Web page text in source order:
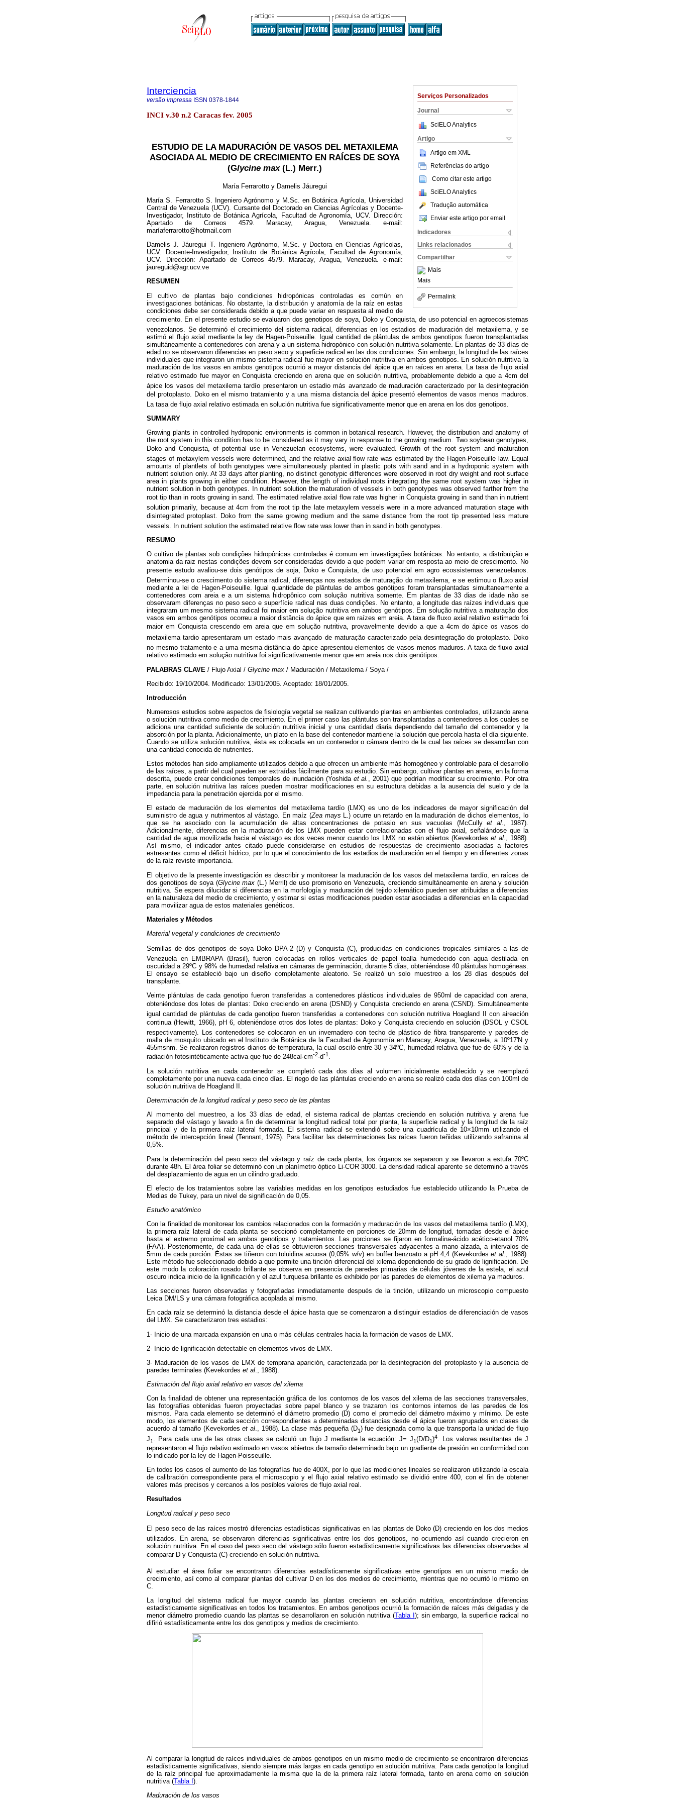
Serviços Personalizados
Journal
SciELO Analytics
Artigo
Artigo em XML
Referências do artigo
Como citar este artigo
SciELO Analytics
Tradução automática
Enviar este artigo por email
Indicadores
Links relacionados
Compartilhar
Mais
Mais
Permalink
Interciencia
versão impressa ISSN 0378-1844
INCI v.30 n.2 Caracas fev. 2005
ESTUDIO DE LA MADURACIÓN DE VASOS DEL METAXILEMA
ASOCIADA AL MEDIO DE CRECIMIENTO EN RAÍCES DE SOYA
(Glycine max (L.) Merr.)
María Ferrarotto y Damelis Jáuregui
María S. Ferrarotto S. Ingeniero Agrónomo y M.Sc. en Botánica Agrícola, Universidad
Central de Venezuela (UCV). Cursante del Doctorado en Ciencias Agrícolas y Docente-
Investigador, Instituto de Botánica Agrícola, Facultad de Agronomía, UCV. Dirección:
Apartado de Correos 4579. Maracay, Aragua, Venezuela. e-mail:
maríaferrarotto@hotmail.com
Damelis J. Jáuregui T. Ingeniero Agrónomo, M.Sc. y Doctora en Ciencias Agrícolas,
UCV. Docente-Investigador, Instituto de Botánica Agrícola, Facultad de Agronomía,
UCV. Dirección: Apartado de Correos 4579. Maracay, Aragua, Venezuela. e-mail:
jaureguid@agr.ucv.ve
RESUMEN
El cultivo de plantas bajo condiciones hidropónicas controladas es común en
investigaciones botánicas. No obstante, la distribución y anatomía de la raíz en estas
condiciones debe ser considerada debido a que puede variar en respuesta al medio de
crecimiento. En el presente estudio se evaluaron dos genotipos de soya, Doko y Conquista, de uso potencial en agroecosistemas
venezolanos. Se determinó el crecimiento del sistema radical, diferencias en los estadios de maduración del metaxilema, y se
estimó el flujo axial mediante la ley de Hagen-Poiseuille. Igual cantidad de plántulas de ambos genotipos fueron transplantadas
simultáneamente a contenedores con arena y a un sistema hidropónico con solución nutritiva solamente. En plantas de 33 días de
edad no se observaron diferencias en peso seco y superficie radical en las dos condiciones. Sin embargo, la longitud de las raíces
individuales que integraron un mismo sistema radical fue mayor en solución nutritiva en ambos genotipos. En solución nutritiva la
maduración de los vasos en ambos genotipos ocurrió a mayor distancia del ápice que en raíces en arena. La tasa de flujo axial
relativo estimado fue mayor en Conquista creciendo en arena que en solución nutritiva, probablemente debido a que a 4cm del
ápice los vasos del metaxilema tardío presentaron un estadio más avanzado de maduración caracterizado por la desintegración
del protoplasto. Doko en el mismo tratamiento y a una misma distancia del ápice presentó elementos de vasos menos maduros.
La tasa de flujo axial relativo estimada en solución nutritiva fue significativamente menor que en arena en los dos genotipos.
SUMMARY
Growing plants in controlled hydroponic environments is common in botanical research. However, the distribution and anatomy of
the root system in this condition has to be considered as it may vary in response to the growing medium. Two soybean genotypes,
Doko and Conquista, of potential use in Venezuelan ecosystems, were evaluated. Growth of the root system and maturation
stages of metaxylem vessels were determined, and the relative axial flow rate was estimated by the Hagen-Poiseuille law. Equal
amounts of plantlets of both genotypes were simultaneously planted in plastic pots with sand and in a hydroponic system with
nutrient solution only. At 33 days after planting, no distinct genotypic differences were observed in root dry weight and root surface
area in plants growing in either condition. However, the length of individual roots integrating the same root system was higher in
nutrient solution in both genotypes. In nutrient solution the maturation of vessels in both genotypes was observed farther from the
root tip than in roots growing in sand. The estimated relative axial flow rate was higher in Conquista growing in sand than in nutrient
solution primarily, because at 4cm from the root tip the late metaxylem vessels were in a more advanced maturation stage with
disintegrated protoplast. Doko from the same growing medium and the same distance from the root tip presented less mature
vessels. In nutrient solution the estimated relative flow rate was lower than in sand in both genotypes.
RESUMO
O cultivo de plantas sob condições hidropônicas controladas é comum em investigações botânicas. No entanto, a distribuição e
anatomia da raiz nestas condições devem ser consideradas devido a que podem variar em resposta ao meio de crescimento. No
presente estudo avaliou-se dois genótipos de soja, Doko e Conquista, de uso potencial em agro ecossistemas venezuelanos.
Determinou-se o crescimento do sistema radical, diferenças nos estados de maturação do metaxilema, e se estimou o fluxo axial
mediante a lei de Hagen-Poiseuille. Igual quantidade de plântulas de ambos genótipos foram transplantadas simultaneamente a
contenedores com areia e a um sistema hidropônico com solução nutritiva somente. Em plantas de 33 dias de idade não se
observaram diferenças no peso seco e superfície radical nas duas condições. No entanto, a longitude das raízes individuais que
integraram um mesmo sistema radical foi maior em solução nutritiva em ambos genótipos. Em solução nutritiva a maturação dos
vasos em ambos genótipos ocorreu a maior distância do ápice que em raízes em areia. A taxa de fluxo axial relativo estimado foi
maior em Conquista crescendo em areia que em solução nutritiva, provavelmente devido a que a 4cm do ápice os vasos do
metaxilema tardio apresentaram um estado mais avançado de maturação caracterizado pela desintegração do protoplasto. Doko
no mesmo tratamento e a uma mesma distância do ápice apresentou elementos de vasos menos maduros. A taxa de fluxo axial
relativo estimado em solução nutritiva foi significativamente menor que em areia nos dois genótipos.
PALABRAS CLAVE / Flujo Axial / Glycine max / Maduración / Metaxilema / Soya /
Recibido: 19/10/2004. Modificado: 13/01/2005. Aceptado: 18/01/2005.
Introducción
Numerosos estudios sobre aspectos de fisiología vegetal se realizan cultivando plantas en ambientes controlados, utilizando arena
o solución nutritiva como medio de crecimiento. En el primer caso las plántulas son transplantadas a contenedores a los cuales se
adiciona una cantidad suficiente de solución nutritiva inicial y una cantidad diaria dependiendo del tamaño del contenedor y la
absorción por la planta. Adicionalmente, un plato en la base del contenedor mantiene la solución que percola hasta el día siguiente.
Cuando se utiliza solución nutritiva, ésta es colocada en un contenedor o cámara dentro de la cual las raíces se desarrollan con
una cantidad conocida de nutrientes.
Estos métodos han sido ampliamente utilizados debido a que ofrecen un ambiente más homogéneo y controlable para el desarrollo
de las raíces, a partir del cual pueden ser extraídas fácilmente para su estudio. Sin embargo, cultivar plantas en arena, en la forma
descrita, puede crear condiciones temporales de inundación (Yoshida et al. , 2001) que podrían modificar su crecimiento. Por otra
parte, en solución nutritiva las raíces pueden mostrar modificaciones en su estructura debidas a la ausencia del suelo y de la
impedancia para la penetración ejercida por el mismo.
El estado de maduración de los elementos del metaxilema tardío (LMX) es uno de los indicadores de mayor significación del
suministro de agua y nutrimentos al vástago. En maíz (Zea mays L.) ocurre un retardo en la maduración de dichos elementos, lo
que se ha asociado con la acumulación de altas concentraciones de potasio en sus vacuolas (McCullyet al., 1987).
Adicionalmente, diferencias en la maduración de los LMX pueden estar correlacionadas con el flujo axial, señalándose que la
cantidad de agua movilizada hacia el vástago es dos veces menor cuando los LMX no están abiertos (Kevekordeset al., 1988).
Así mismo, el indicador antes citado puede considerarse en estudios de respuestas de crecimiento asociadas a factores
estresantes como el déficit hídrico, por lo que el conocimiento de los estadios de maduración en el tiempo y en diferentes zonas
de la raíz reviste importancia.
El objetivo de la presente investigación es describir y monitorear la maduración de los vasos del metaxilema tardío, en raíces de
dos genotipos de soya (Glycine max (L.) Merril) de uso promisorio en Venezuela, creciendo simultáneamente en arena y solución
nutritiva. Se espera dilucidar si diferencias en la morfología y maduración del tejido xilemático pueden ser atribuidas a diferencias
en la naturaleza del medio de crecimiento, y estimar si estas modificaciones pueden estar asociadas a diferencias en la capacidad
para movilizar agua de estos materiales genéticos.
Materiales y Métodos
Material vegetal y condiciones de crecimiento
Semillas de dos genotipos de soya Doko DPA-2 (D) y Conquista (C), producidas en condiciones tropicales similares a las de
Venezuela en EMBRAPA (Brasil), fueron colocadas en rollos verticales de papel toalla humedecido con agua destilada en
oscuridad a 29ºC y 98% de humedad relativa en cámaras de germinación, durante 5 días, obteniéndose 40 plántulas homogéneas.
El ensayo se estableció bajo un diseño completamente aleatorio. Se realizó un solo muestreo a los 28 días después del
transplante.
Veinte plántulas de cada genotipo fueron transferidas a contenedores plásticos individuales de 950ml de capacidad con arena,
obteniéndose dos lotes de plantas: Doko creciendo en arena (DSND) y Conquista creciendo en arena (CSND). Simultáneamente
igual cantidad de plántulas de cada genotipo fueron transferidas a contenedores con solución nutritiva Hoagland II con aireación
continua (Hewitt, 1966), pH 6, obteniéndose otros dos lotes de plantas: Doko y Conquista creciendo en solución (DSOL y CSOL
respectivamente). Los contenedores se colocaron en un invernadero con techo de plástico de fibra transparente y paredes de
malla de mosquito ubicado en el Instituto de Botánica de la Facultad de Agronomía en Maracay, Aragua, Venezuela, a 10º17'N y
455msnm. Se realizaron registros diarios de temperatura, la cual osciló entre 30 y 34ºC, humedad relativa que fue de 60% y de la
radiación fotosintéticamente activa que fue de 248cal·cm-2·d-1 .
La solución nutritiva en cada contenedor se completó cada dos días al volumen inicialmente establecido y se reemplazó
completamente por una nueva cada cinco días. El riego de las plántulas creciendo en arena se realizó cada dos días con 100ml de
solución nutritiva de Hoagland II.
Determinación de la longitud radical y peso seco de las plantas
Al momento del muestreo, a los 33 días de edad, el sistema radical de plantas creciendo en solución nutritiva y arena fue
separado del vástago y lavado a fin de determinar la longitud radical total por planta, la superficie radical y la longitud de la raíz
principal y de la primera raíz lateral formada. El sistema radical se extendió sobre una cuadrícula de 10×10mm utilizando el
método de intercepción lineal (Tennant, 1975). Para facilitar las determinaciones las raíces fueron teñidas utilizando safranina al
0,5%.
Para la determinación del peso seco del vástago y raíz de cada planta, los órganos se separaron y se llevaron a estufa 70ºC
durante 48h. El área foliar se determinó con un planímetro óptico Li-COR 3000. La densidad radical aparente se determinó a través
del desplazamiento de agua en un cilindro graduado.
El efecto de los tratamientos sobre las variables medidas en los genotipos estudiados fue establecido utilizando la Prueba de
Medias de Tukey, para un nivel de significación de 0,05.
Estudio anatómico
Con la finalidad de monitorear los cambios relacionados con la formación y maduración de los vasos del metaxilema tardío (LMX),
la primera raíz lateral de cada planta se seccionó completamente en porciones de 20mm de longitud, tomadas desde el ápice
hasta el extremo proximal en ambos genotipos y tratamientos. Las porciones se fijaron en formalina-ácido acético-etanol 70%
(FAA). Posteriormente, de cada una de ellas se obtuvieron secciones transversales adyacentes a mano alzada, a intervalos de
5mm de cada porción. Éstas se tiñeron con toluidina acuosa (0,05% w/v) en buffer benzoato a pH 4,4 (Kevekordeset al., 1988).
Este método fue seleccionado debido a que permite una tinción diferencial del xilema dependiendo de su grado de lignificación. De
este modo la coloración rosado brillante se observa en presencia de paredes primarias de células jóvenes de la estela, el azul
oscuro indica inicio de la lignificación y el azul turquesa brillante es exhibido por las paredes de elementos de xilema ya maduros.
Las secciones fueron observadas y fotografiadas inmediatamente después de la tinción, utilizando un microscopio compuesto
Leica DM/LS y una cámara fotográfica acoplada al mismo.
En cada raíz se determinó la distancia desde el ápice hasta que se comenzaron a distinguir estadios de diferenciación de vasos
del LMX. Se caracterizaron tres estadios:
1- Inicio de una marcada expansión en una o más células centrales hacia la formación de vasos de LMX.
2- Inicio de lignificación detectable en elementos vivos de LMX.
3- Maduración de los vasos de LMX de temprana aparición, caracterizada por la desintegración del protoplasto y la ausencia de
paredes terminales (Kevekordes et al., 1988).
Estimación del flujo axial relativo en vasos del xilema
Con la finalidad de obtener una representación gráfica de los contornos de los vasos del xilema de las secciones transversales,
las fotografías obtenidas fueron proyectadas sobre papel blanco y se trazaron los contornos internos de las paredes de los
mismos. Para cada elemento se determinó el diámetro promedio (D) como el promedio del diámetro máximo y mínimo. De este
modo, los elementos de cada sección correspondientes a determinadas distancias desde el ápice fueron agrupados en clases de
acuerdo al tamaño (Kevekordeset al., 1988). La clase más pequeña (D1) fue designada como la que transporta la unidad de flujo
J1 . Para cada una de las otras clases se calculó un flujo J mediante la ecuación: J= J1(D/D1)4. Los valores resultantes de J
representaron el flujo relativo estimado en vasos abiertos de tamaño determinado bajo un gradiente de presión en conformidad con
lo indicado por la ley de Hagen-Poisseuille.
En todos los casos el aumento de las fotografías fue de 400X, por lo que las mediciones lineales se realizaron utilizando la escala
de calibración correspondiente para el microscopio y el flujo axial relativo estimado se dividió entre 400, con el fin de obtener
valores más precisos y cercanos a los posibles valores de flujo axial real.
Resultados
Longitud radical y peso seco
El peso seco de las raíces mostró diferencias estadísticas significativas en las plantas de Doko (D) creciendo en los dos medios
utilizados. En arena, se observaron diferencias significativas entre los dos genotipos, no ocurriendo así cuando crecieron en
solución nutritiva. En el caso del peso seco del vástago sólo fueron estadísticamente significativas las diferencias observadas al
comparar D y Conquista (C) creciendo en solución nutritiva.
Al estudiar el área foliar se encontraron diferencias estadísticamente significativas entre genotipos en un mismo medio de
crecimiento, así como al comparar plantas del cultivar D en los dos medios de crecimiento, mientras que no ocurrió lo mismo en
C.
La longitud del sistema radical fue mayor cuando las plantas crecieron en solución nutritiva, encontrándose diferencias
estadísticamente significativas en todos los tratamientos. En ambos genotipos ocurrió la formación de raíces más delgadas y de
menor diámetro promedio cuando las plantas se desarrollaron en solución nutritiva (Tabla I ); sin embargo, la superficie radical no
difirió estadísticamente entre los dos genotipos y medios de crecimiento.
Al comparar la longitud de raíces individuales de ambos genotipos en un mismo medio de crecimiento se encontraron diferencias
estadísticamente significativas, siendo siempre más largas en cada genotipo en solución nutritiva. Para cada genotipo la longitud
de la raíz principal fue aproximadamente la misma que la de la primera raíz lateral formada, tanto en arena como en solución
nutritiva (Tabla I).
Maduración de los vasos